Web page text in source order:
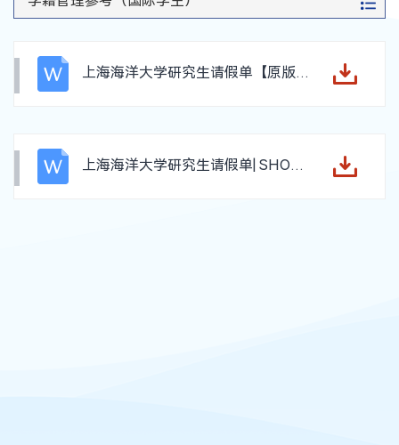
上海海洋大学研究生请假单【原版表格--Original Form】
上海海洋大学研究生请假单| SHOU Leave Application Form for Graduate Students- Chinese-English Version